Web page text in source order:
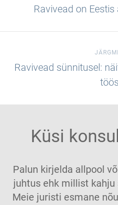
Ravivead on
Ravivead sünnitusel:
Küsi
Palun kirjelda allpool
juhtus ehk millist kahju
Meie juristi esmane